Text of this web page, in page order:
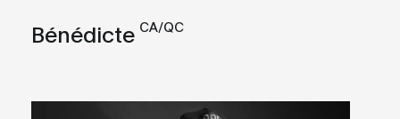
Bénédicte CA/QC